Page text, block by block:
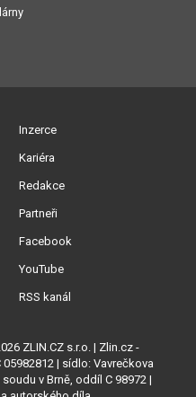
Inzerce
Kariéra
Redakce
Partneři
Facebook
YouTube
RSS kanál
ZLIN.CZ s.r.o. | Zlin.cz -
05982812 | sídlo: Vavrečkova
v Brně, oddíl C 98972 |